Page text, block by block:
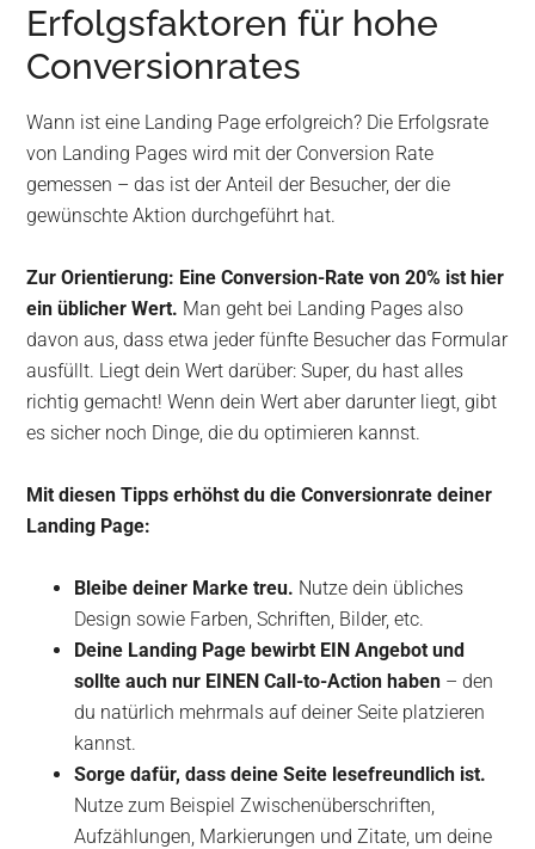
Erfolgsfaktoren für hohe
Conversionrates
Wann ist eine Landing Page erfolgreich? Die Erfolgsrate
von Landing Pages wird mit der Conversion Rate
gemessen – das ist der Anteil der Besucher, der die
gewünschte Aktion durchgeführt hat.
Zur Orientierung: Eine Conversion-Rate von 20% ist hier
ein üblicher Wert. Man geht bei Landing Pages also
davon aus, dass etwa jeder fünfte Besucher das Formular
ausfüllt. Liegt dein Wert darüber: Super, du hast alles
richtig gemacht! Wenn dein Wert aber darunter liegt, gibt
es sicher noch Dinge, die du optimieren kannst.
Mit diesen Tipps erhöhst du die Conversionrate deiner
Landing Page:
Bleibe deiner Marke treu. Nutze dein übliches
Design sowie Farben, Schriften, Bilder, etc.
Deine Landing Page bewirbt EIN Angebot und
sollte auch nur EINEN Call-to-Action haben – den
du natürlich mehrmals auf deiner Seite platzieren
kannst.
Sorge dafür, dass deine Seite lesefreundlich ist.
Nutze zum Beispiel Zwischenüberschriften,
Aufzählungen, Markierungen und Zitate, um deine